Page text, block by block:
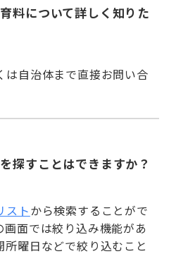
料について詳しく知りた
は自治体まで直接お問い合
探すことはできますか？
ストから検索することがで
画面では絞り込み機能があ
所曜日などで絞り込むこと